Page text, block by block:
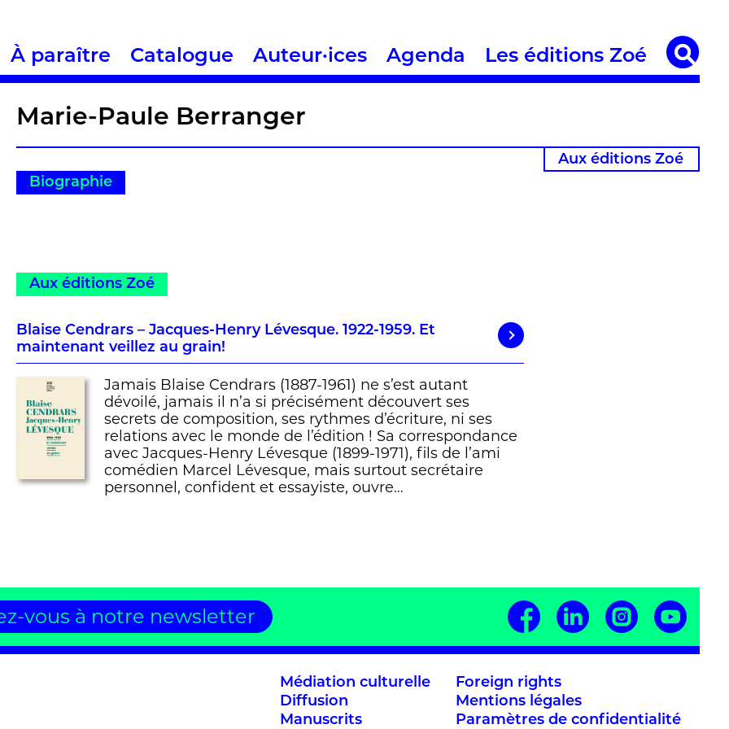
À paraître Catalogue Auteur·ices Agenda Les éditions Zoé
Marie-Paule Berranger
Aux éditions Zoé
Biographie
Aux éditions Zoé
Blaise Cendrars – Jacques-Henry Lévesque. 1922-1959. Et
maintenant veillez au grain!
Jamais Blaise Cendrars (1887-1961) ne s’est autant
dévoilé, jamais il n’a si précisément découvert ses
secrets de composition, ses rythmes d’écriture, ni ses
relations avec le monde de l’édition ! Sa correspondance
avec Jacques-Henry Lévesque (1899-1971), fils de l’ami
comédien Marcel Lévesque, mais surtout secrétaire
personnel, confident et essayiste, ouvre…
vous à notre newsletter
Médiation culturelle
Diffusion
Manuscrits
Foreign rights
Mentions légales
Paramètres de confidentialité